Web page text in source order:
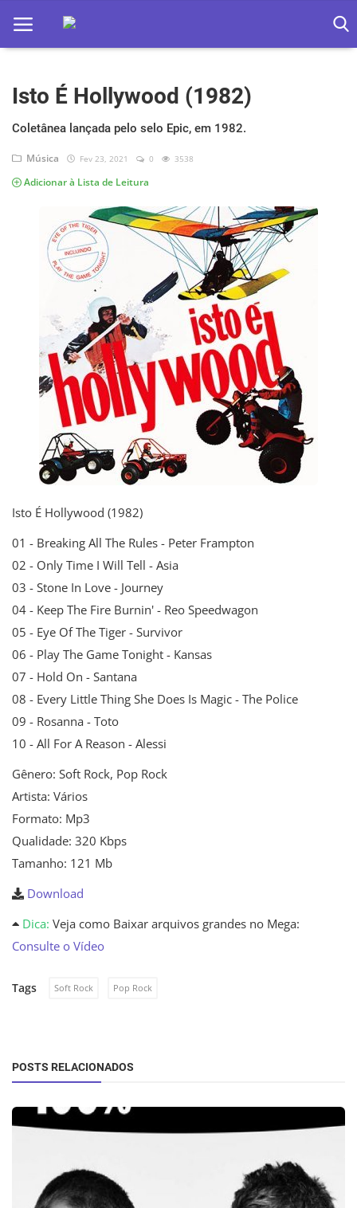
Home
Apps
Ebooks
Música
Jogos hoje na TV
Isto É Hollywood (1982)
Coletânea lançada pelo selo Epic, em 1982.
Música Fev 23, 2021 0 3538
Adicionar à Lista de Leitura
Isto É Hollywood (1982)
01 - Breaking All The Rules - Peter Frampton
02 - Only Time I Will Tell - Asia
03 - Stone In Love - Journey
04 - Keep The Fire Burnin' - Reo Speedwagon
05 - Eye Of The Tiger - Survivor
06 - Play The Game Tonight - Kansas
07 - Hold On - Santana
08 - Every Little Thing She Does Is Magic - The Police
09 - Rosanna - Toto
10 - All For A Reason - Alessi
Gênero: Soft Rock, Pop Rock
Artista: Vários
Formato: Mp3
Qualidade: 320 Kbps
Tamanho: 121 Mb
Download
Dica: Veja como Baixar arquivos grandes no Mega:
Consulte o Vídeo
Tags Soft Rock Pop Rock
POSTS RELACIONADOS